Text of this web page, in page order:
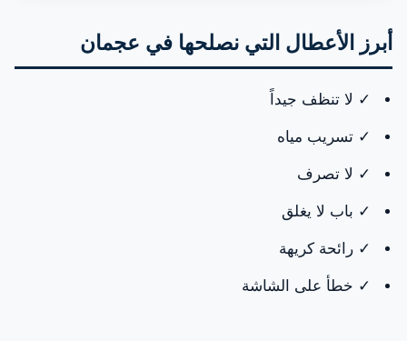
أبرز الأعطال التي نصلحها في عجمان
خدماتنا في عجمان
لماذا تختار الإمارات فيكس في عجمان؟
احجز موعدك الآن
أبرز الأعطال التي نصلحها في عجمان
✓ لا تنظف جيداً
✓ تسريب مياه
✓ لا تصرف
✓ باب لا يغلق
✓ رائحة كريهة
✓ خطأ على الشاشة